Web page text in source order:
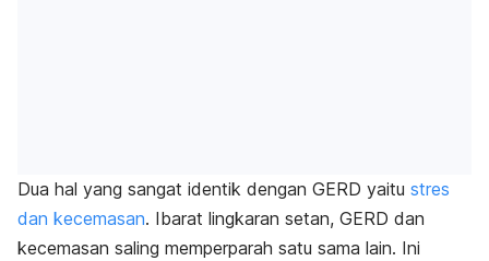
Dua hal yang sangat identik dengan GERD yaitu stres
dan kecemasan. Ibarat lingkaran setan, GERD dan
kecemasan saling memperparah satu sama lain. Ini